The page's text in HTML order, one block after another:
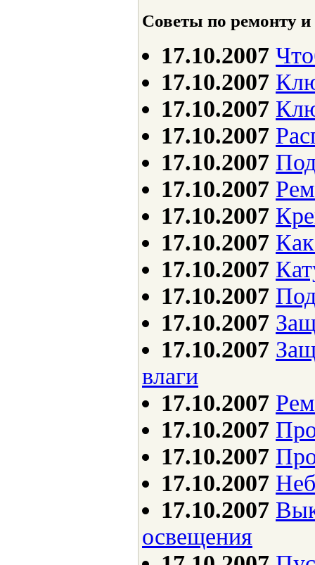
Советы по ремонту
17.10.2007
17.10.2007
17.10.2007
17.10.2007
17.10.2007
17.10.2007
17.10.2007
17.10.2007
17.10.2007
17.10.2007
17.10.2007
17.10.2007
влаги
17.10.2007
17.10.2007
17.10.2007
17.10.2007
17.10.2007
освещения